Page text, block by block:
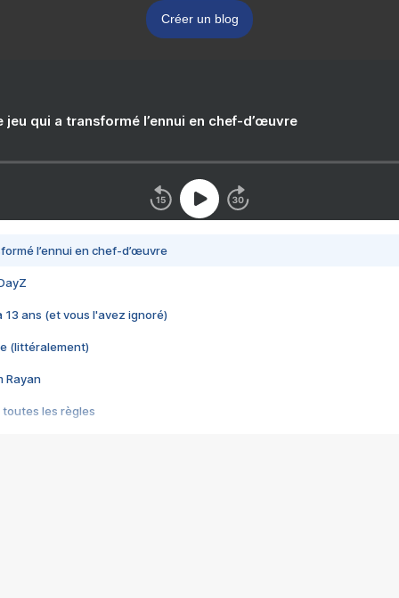
Créer un blog
jeu qui a transformé l’ennui en chef-d’œuvre
l’ennui en chef-d’œuvre
13 ans (et vous l'avez ignoré)
(littéralement)
Rayan
toutes les règles